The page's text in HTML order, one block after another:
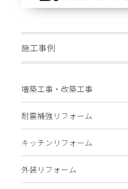
施工事例
増築工事・改築工事
耐震補強リフォーム
キッチンリフォーム
外装リフォーム